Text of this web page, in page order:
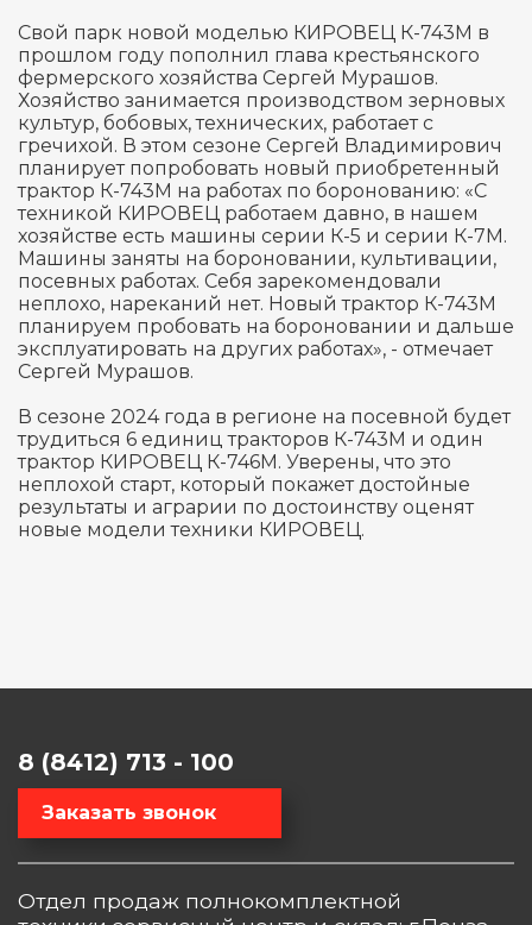
Свой парк новой моделью КИРОВЕЦ К-743М в
прошлом году пополнил глава крестьянского
фермерского хозяйства Сергей Мурашов.
Хозяйство занимается производством зерновых
культур, бобовых, технических, работает с
гречихой. В этом сезоне Сергей Владимирович
планирует попробовать новый приобретенный
трактор К-743М на работах по боронованию: «С
техникой КИРОВЕЦ работаем давно, в нашем
хозяйстве есть машины серии К-5 и серии К-7М.
Машины заняты на бороновании, культивации,
посевных работах. Себя зарекомендовали
неплохо, нареканий нет. Новый трактор К-743М
планируем пробовать на бороновании и дальше
эксплуатировать на других работах», - отмечает
Сергей Мурашов.
В сезоне 2024 года в регионе на посевной будет
трудиться 6 единиц тракторов К-743М и один
трактор КИРОВЕЦ К-746М. Уверены, что это
неплохой старт, который покажет достойные
результаты и аграрии по достоинству оценят
новые модели техники КИРОВЕЦ.
8 (8412) 713 - 100
Заказать звонок
Отдел продаж полнокомплектной